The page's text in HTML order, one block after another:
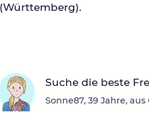
(Württemberg).
Suche die beste
Sonne87, 39 Jahre,